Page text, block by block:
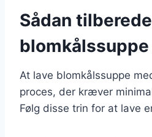
Sådan
At lave blomkålssuppe
proces, der kræver
Følg disse trin for at lave